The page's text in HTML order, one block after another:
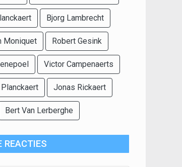
Bjorg Lambrecht
Moniquet Robert Gesink
Victor Campenaerts
Jonas Rickaert
Bert Van Lerberghe
REACTIES